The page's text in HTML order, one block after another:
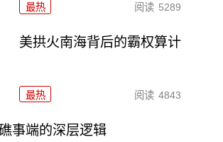
最热 阅读 5289
美拱火南海背后的霸权算计
最热 阅读 4843
事端的深层逻辑